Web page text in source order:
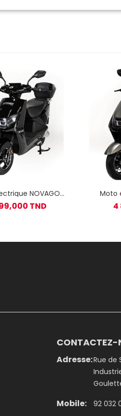
NOVAGO
70 - NoirTND
Moto
4
CONTACTEZ-
Adresse:Rue de
Mobile: 92 032